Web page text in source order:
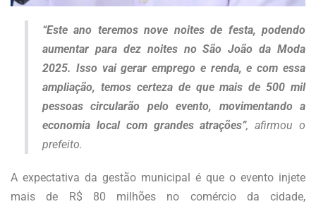
“Este ano teremos nove noites de festa, podendo
aumentar para dez noites no São João da Moda
2025. Isso vai gerar emprego e renda, e com essa
ampliação, temos certeza de que mais de 500 mil
pessoas circularão pelo evento, movimentando a
economia local com grandes atrações”, afirmou o
prefeito.
A expectativa da gestão municipal é que o evento injete
mais de R$ 80 milhões no comércio da cidade,